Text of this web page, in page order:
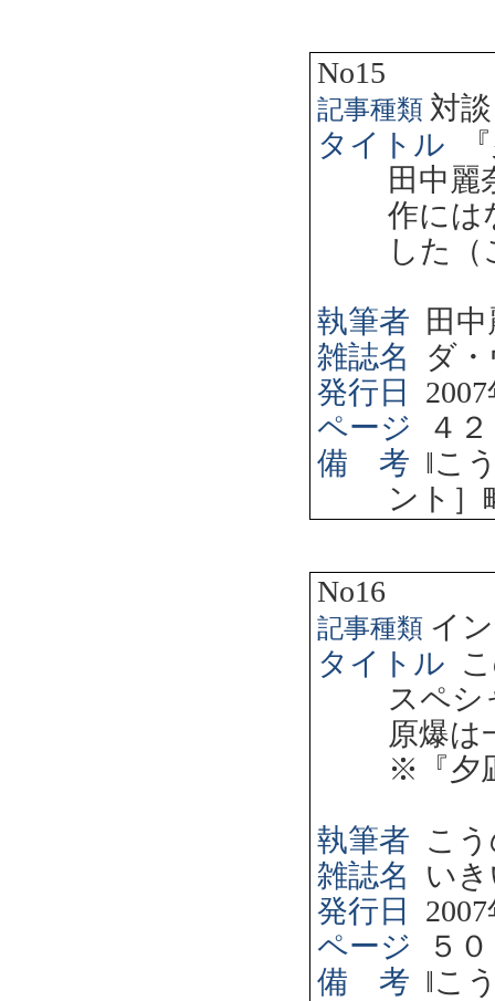
No15
記事種類 対談
タイトル
田中
作には
した（
執筆者
田
雑誌名
ダ
発行日
2007
ページ
４
備 考 ‖こ
ント］
No16
記事種類 イ
タイトル
スペ
原爆
※『夕
執筆者 こ
雑誌名
い
発行日
2007
ページ
５
備 考 ‖こ